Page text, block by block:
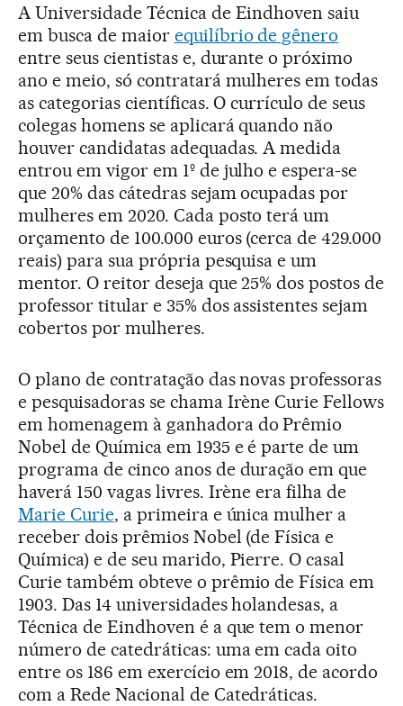
A Universidade Técnica de Eindhoven saiu
em busca de maior equilíbrio de gênero
entre seus cientistas e, durante o próximo
ano e meio, só contratará mulheres em todas
as categorias científicas. O currículo de seus
colegas homens se aplicará quando não
houver candidatas adequadas. A medida
entrou em vigor em 1º de julho e espera-se
que 20% das cátedras sejam ocupadas por
mulheres em 2020. Cada posto terá um
orçamento de 100.000 euros (cerca de 429.000
reais) para sua própria pesquisa e um
mentor. O reitor deseja que 25% dos postos de
professor titular e 35% dos assistentes sejam
cobertos por mulheres.
O plano de contratação das novas professoras
e pesquisadoras se chama Irène Curie Fellows
em homenagem à ganhadora do Prêmio
Nobel de Química em 1935 e é parte de um
programa de cinco anos de duração em que
haverá 150 vagas livres. Irène era filha de
Marie Curie, a primeira e única mulher a
receber dois prêmios Nobel (de Física e
Química) e de seu marido, Pierre. O casal
Curie também obteve o prêmio de Física em
1903. Das 14 universidades holandesas, a
Técnica de Eindhoven é a que tem o menor
número de catedráticas: uma em cada oito
entre os 186 em exercício em 2018, de acordo
com a Rede Nacional de Catedráticas.